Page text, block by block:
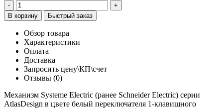
-
+
В корзину
Быстрый заказ
Обзор товара
Характеристики
Оплата
Доставка
Запросить цену\КП\счет
Отзывы (0)
Механизм Systeme Electric (ранее Schneider Electric) серии
AtlasDesign в цвете белый переключателя 1-клавишного